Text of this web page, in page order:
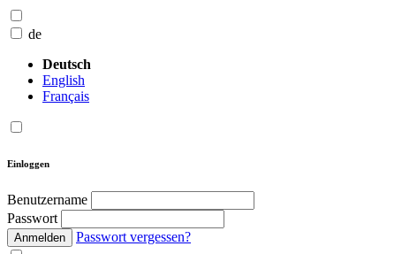
de
Deutsch
English
Français
Einloggen
Benutzername
Passwort
Anmelden Passwort vergessen?